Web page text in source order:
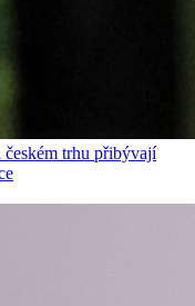
trhu přibývají